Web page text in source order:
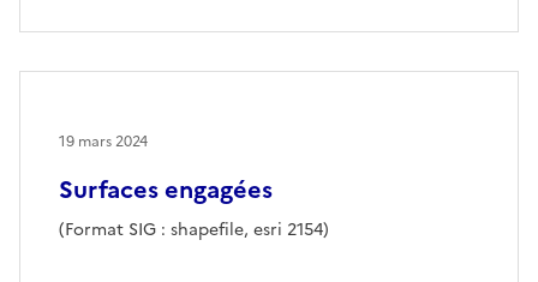
Surfaces engagées
(Format SIG : shapefile, esri 2154)
19 mars 2024